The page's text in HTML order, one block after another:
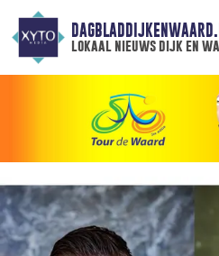
lokaal nieuws dijk en